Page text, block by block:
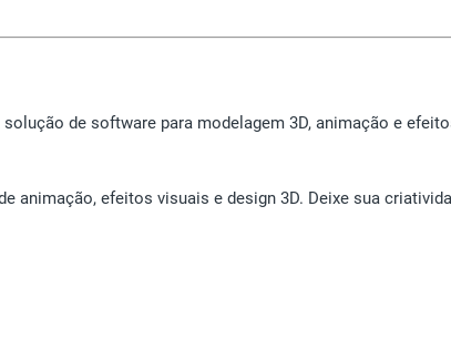
de software para modelagem 3D, animação e
efeitos visuais e design 3D. Deixe sua